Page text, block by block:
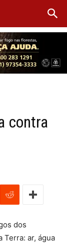
contra
dos
Terra: ar, água